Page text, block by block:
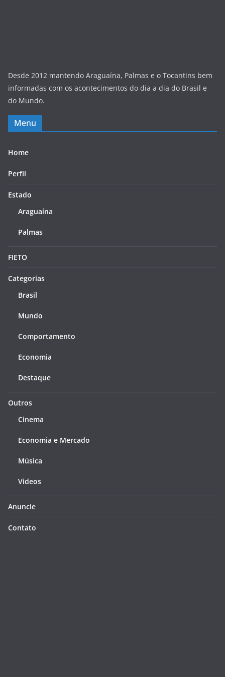
Desde 2012 mantendo Araguaína, Palmas e o Tocantins bem
informadas com os acontecimentos do dia a dia do Brasil e
do Mundo.
Menu
Home
Perfil
Estado
Araguaína
Palmas
FIETO
Categorias
Brasil
Mundo
Comportamento
Economia
Destaque
Outros
Cinema
Economia e Mercado
Música
Videos
Anuncie
Contato